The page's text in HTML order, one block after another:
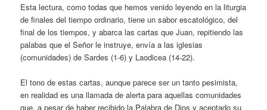
Esta lectura, como todas que hemos venido leyendo en la liturgia
de finales del tiempo ordinario, tiene un sabor escatológico, del
final de los tiempos, y abarca las cartas que Juan, repitiendo las
palabas que el Señor le instruye, envía a las iglesias
(comunidades) de Sardes (1-6) y Laodicea (14-22).
El tono de estas cartas, aunque parece ser un tanto pesimista,
en realidad es una llamada de alerta para aquellas comunidades
que, a pesar de haber recibido la Palabra de Dios y aceptado su